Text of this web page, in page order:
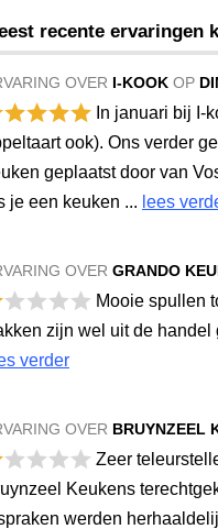
recente ervaringen
OVER I-KOOK OP
In januari bij I-
ook). Ons verder
geplaatst door van
je een keuken ... lees
OVER GRANDO
Mooie spullen
zijn wel uit de
verder
OVER BRUYNZEEL
Zeer
Keukens
werden